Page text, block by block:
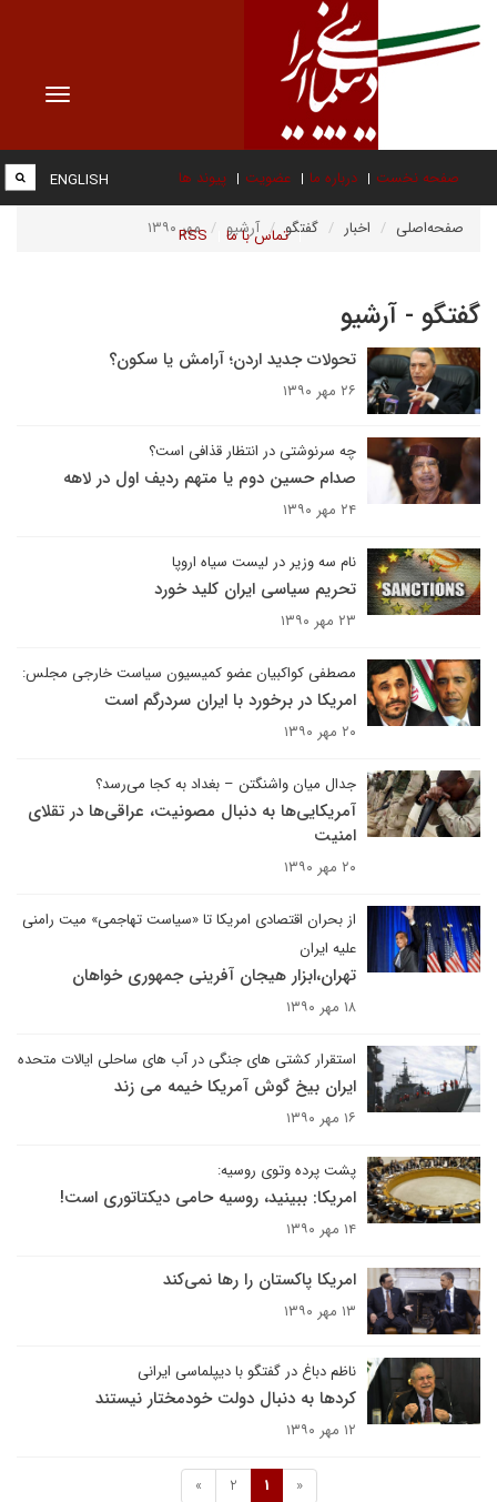
Toggle
صفحه نخست درباره ما عضویت پیوند ها
تماس با ما RSS
ENGLISH
صفحه‌اصلی اخبار گفتگو آرشیو مهر ۱۳۹۰
گفتگو - آرشیو
تحولات جدید اردن؛ آرامش یا سکون؟
۲۶ مهر ۱۳۹۰
چه سرنوشتی در انتظار قذافی است؟
صدام حسین دوم یا متهم ردیف اول در لاهه
۲۴ مهر ۱۳۹۰
نام سه وزیر در لیست سیاه اروپا
تحریم سیاسی ایران کلید خورد
۲۳ مهر ۱۳۹۰
مصطفی کواکبیان عضو کمیسیون سیاست خارجی مجلس:
امریکا در برخورد با ایران سردرگم است
۲۰ مهر ۱۳۹۰
جدال میان واشنگتن – بغداد به کجا می‌رسد؟
آمریکایی‌ها به دنبال مصونیت، عراقی‌ها در تقلای
امنیت
۲۰ مهر ۱۳۹۰
از بحران اقتصادی امریکا تا «سیاست تهاجمی» میت رامنی
علیه ایران
تهران،ابزار هیجان آفرینی جمهوری خواهان
۱۸ مهر ۱۳۹۰
استقرار کشتی های جنگی در آب های ساحلی ایالات متحده
ایران بیخ گوش آمریکا خیمه می زند
۱۶ مهر ۱۳۹۰
پشت پرده وتوی روسیه:
امریکا: ببینید، روسیه حامی دیکتاتوری است!
۱۴ مهر ۱۳۹۰
امریکا پاکستان را رها نمی‌کند
۱۳ مهر ۱۳۹۰
ناظم دباغ در گفتگو با دیپلماسی ایرانی
کردها به دنبال دولت خودمختار نیستند
۱۲ مهر ۱۳۹۰
«
1
2
»